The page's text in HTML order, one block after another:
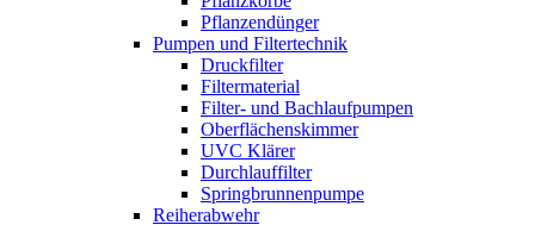
Pflanzendünger
Pumpen und Filtertechnik
Druckfilter
Filtermaterial
Filter- und Bachlaufpumpen
Oberflächenskimmer
UVC Klärer
Durchlauffilter
Springbrunnenpumpe
Reiherabwehr